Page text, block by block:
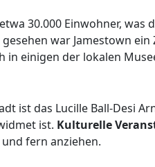
30.000 Einwohner, was
war Jamestown
in einigen der lokalen
ist das Lucille Ball-Desi
ist. Kulturelle
fern anziehen.